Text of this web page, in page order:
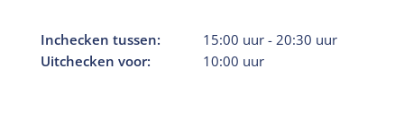
Inchecken tussen: 15:00 uur -20:30 uur
Uitchecken voor:
10:00 uur